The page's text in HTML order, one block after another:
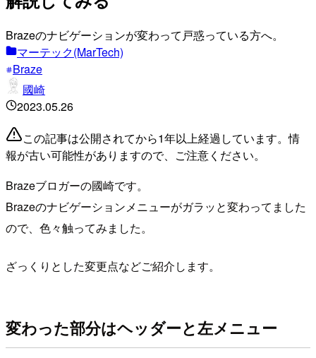
Brazeのナビゲーションが変わって戸惑っている方へ。
マーテック(MarTech)
Braze
國崎
2023.05.26
この記事は公開されてから1年以上経過しています。情
報が古い可能性がありますので、ご注意ください。
Brazeブロガーの國崎です。
Brazeのナビゲーションメニューがガラッと変わってました
ので、色々触ってみました。
ざっくりとした変更点などご紹介します。
変わった部分はヘッダーと左メニュー